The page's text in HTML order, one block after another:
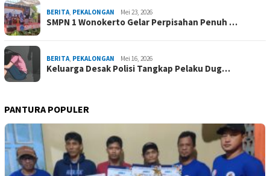
BERITA, PEKALONGAN Mei 23, 2026
SMPN 1 Wonokerto Gelar Perpisahan Penuh …
BERITA, PEKALONGAN Mei 16, 2026
Keluarga Desak Polisi Tangkap Pelaku Dug…
PANTURA POPULER